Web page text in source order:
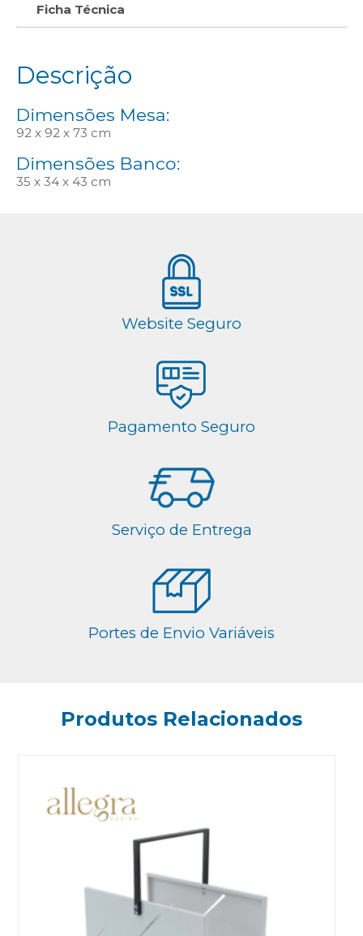
Ficha Técnica
Descrição
Dimensões Mesa:
92 x 92 x 73 cm
Dimensões Banco:
35 x 34 x 43 cm
Website Seguro
Pagamento Seguro
Serviço de Entrega
Portes de Envio Variáveis
Produtos Relacionados